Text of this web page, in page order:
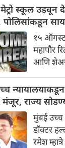
शेअर
धमकी
मुंबई
केला आहे
स्कूल उडवून
पोलिसांकडून
१५
महापौर
आणि शेअर
खलिस्तान
ईमेलनंतर
तपास
न्यायालयाकडून
मंजूर, राज्य
मुंबई उच्च
डॉक्टर
रमेश